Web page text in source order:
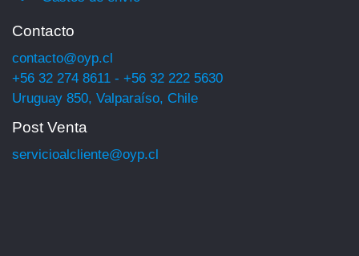
Contacto
contacto@oyp.cl
+56 32 274 8611 - +56 32 222 5630
Uruguay 850, Valparaíso, Chile
Post Venta
servicioalcliente@oyp.cl